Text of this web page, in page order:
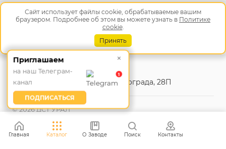
Подписаться на рассылку
+7 (800) 500-61-45
Заказать звонок
info@tm10.ru
Челябинск, ул. Героев Танкограда, 28П
© 2026 ДСТ УРАЛ
Согласие на обработку персональных данных
обработки персональных данных
Главная Каталог О Заводе Поиск Контакты
×
Приглашаем
на наш Телеграм-
канал
ПОДПИСАТЬСЯ
1
Сайт использует файлы cookie, обрабатываемые вашим
браузером. Подробнее об этом вы можете узнать в Политике
cookie.
Принять